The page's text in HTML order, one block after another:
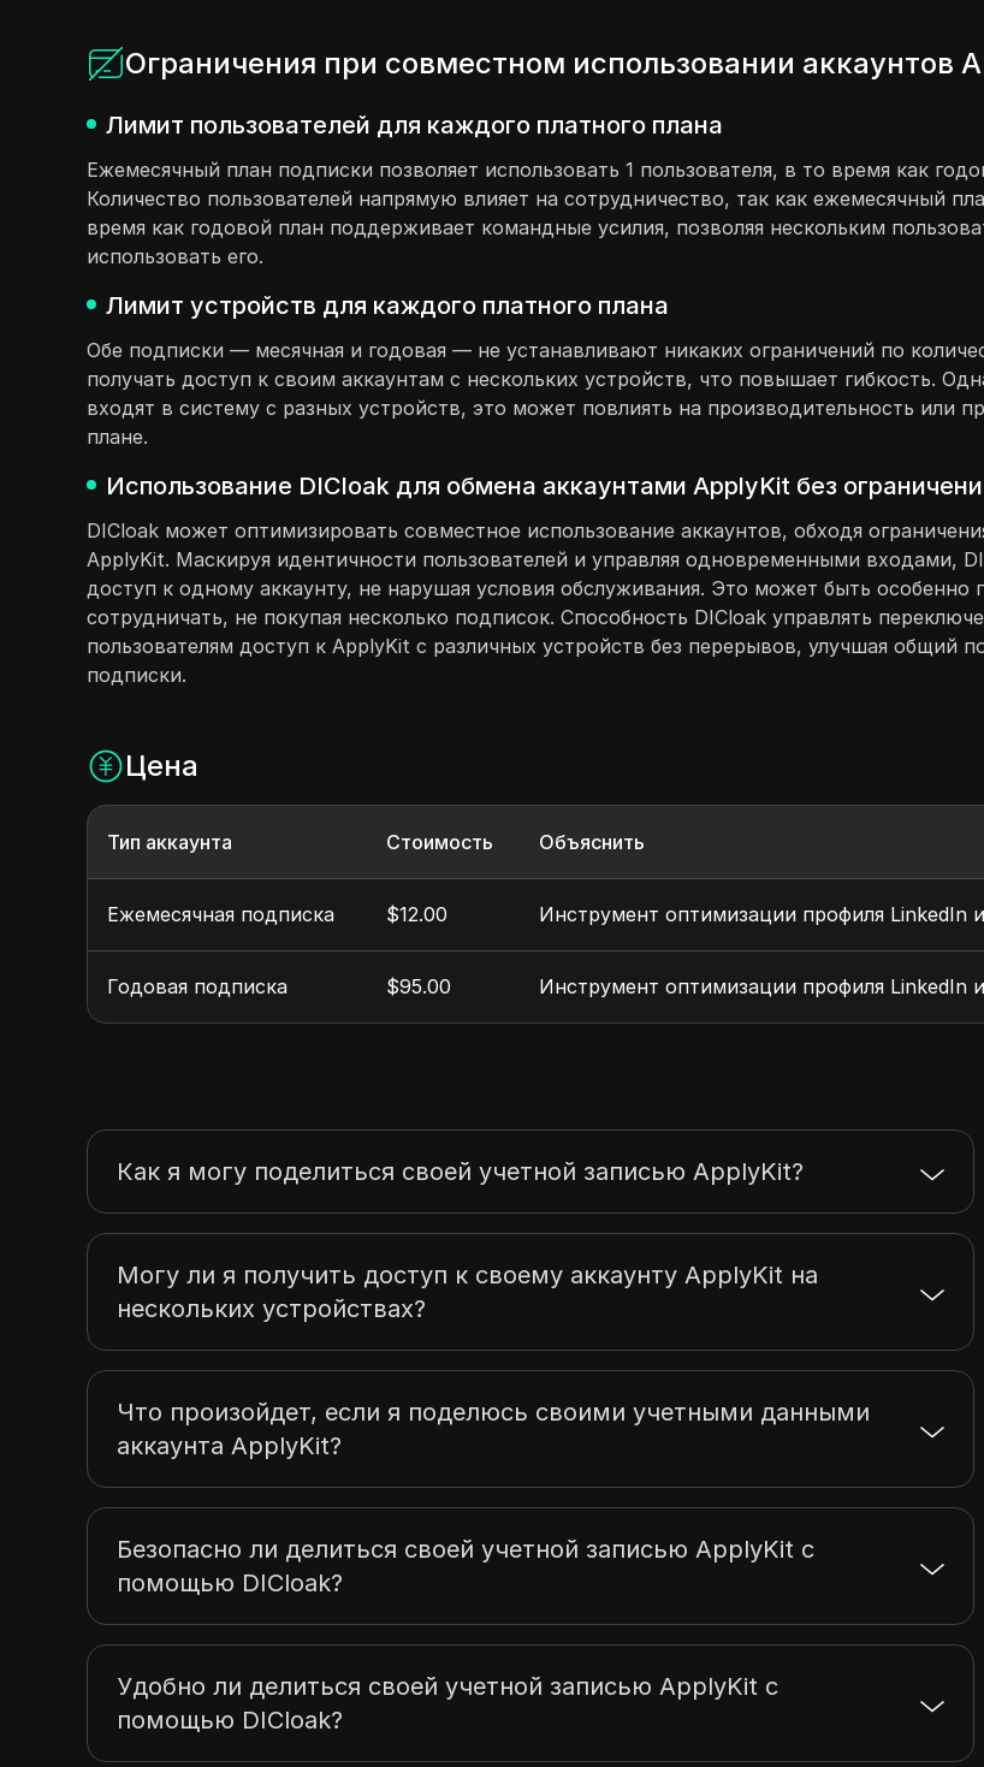
Ограничения при совместном использовании аккаунтов
Лимит пользователей для каждого платного плана
Ежемесячный план подписки позволяет использовать 1 пользователя, в то время как
Количество пользователей напрямую влияет на сотрудничество, так как ежемесячный
время как годовой план поддерживает командные усилия, позволяя нескольким
использовать его.
Лимит устройств для каждого платного плана
Обе подписки — месячная и годовая — не устанавливают никаких ограничений по
получать доступ к своим аккаунтам с нескольких устройств, что повышает гибкость.
входят в систему с разных устройств, это может повлиять на производительность или
плане.
Использование DICloak для обмена аккаунтами ApplyKit без
DICloak может оптимизировать совместное использование аккаунтов, обходя
ApplyKit. Маскируя идентичности пользователей и управляя одновременными входами,
доступ к одному аккаунту, не нарушая условия обслуживания. Это может быть
сотрудничать, не покупая несколько подписок. Способность DICloak управлять
пользователям доступ к ApplyKit с различных устройств без перерывов, улучшая общий
подписки.
Цена
Тип аккаунта Стоимость Объяснить
Ежемесячная подписка $12.00 Инструмент оптимизации профиля LinkedIn
Годовая подписка $95.00 Инструмент оптимизации профиля LinkedIn
Как я могу поделиться своей учетной записью ApplyKit?
Могу ли я получить доступ к своему аккаунту ApplyKit на
нескольких устройствах?
Что произойдет, если я поделюсь своими учетными данными
аккаунта ApplyKit?
Безопасно ли делиться своей учетной записью ApplyKit с
помощью DICloak?
Удобно ли делиться своей учетной записью ApplyKit с
помощью DICloak?